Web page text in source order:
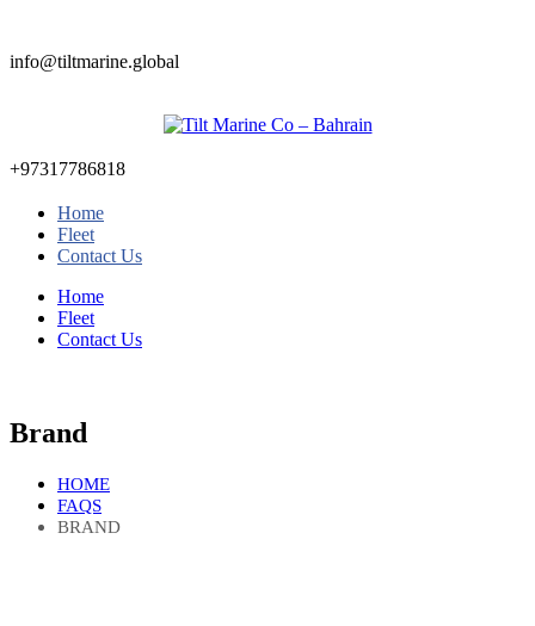
info@tiltmarine.global
+97317786818
Home
Fleet
Contact Us
Home
Fleet
Contact Us
Brand
HOME
FAQS
BRAND